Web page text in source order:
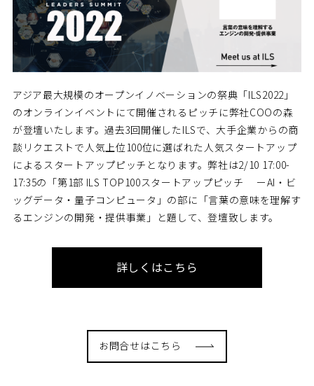
アジア最大規模のオープンイノベーションの祭典「ILS2022」
のオンラインイベントにて開催されるピッチに弊社COOの森
が登壇いたします。過去3回開催したILSで、大手企業からの商
談リクエストで人気上位100位に選ばれた人気スタートアップ
によるスタートアップピッチとなります。弊社は2/10 17:00-
17:35の「第1部 ILS TOP100スタートアップピッチ ーAI・ビ
ッグデータ・量子コンピュータ」の部に「言葉の意味を理解す
るエンジンの開発・提供事業」と題して、登壇致します。
詳しくはこちら
お問合せはこちら